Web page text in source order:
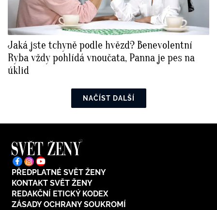
Jaká jste tchyně podle hvězd? Benevolentní
Ryba vždy pohlídá vnoučata, Panna je pes na
úklid
NAČÍST DALŠÍ
PŘEDPLATNÉ SVĚT ŽENY
KONTAKT SVĚT ŽENY
REDAKČNÍ ETICKÝ KODEX
ZÁSADY OCHRANY SOUKROMÍ